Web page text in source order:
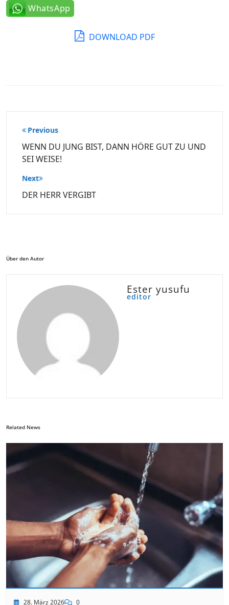
WhatsApp
DOWNLOAD PDF
Beitragsnavigation
Previous
WENN DU JUNG BIST, DANN HÖRE GUT ZU UND
SEI WEISE!
Next
DER HERR VERGIBT
Über den Autor
Ester yusufu
editor
Related News
28. März 2026 0